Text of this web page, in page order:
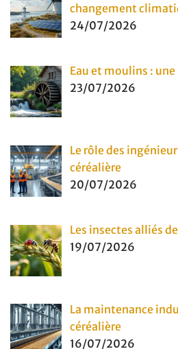
changement
24/07/2026
Eau et moulins :
23/07/2026
Le rôle des
céréalière
20/07/2026
Les insectes alliés
19/07/2026
La maintenance
céréalière
16/07/2026